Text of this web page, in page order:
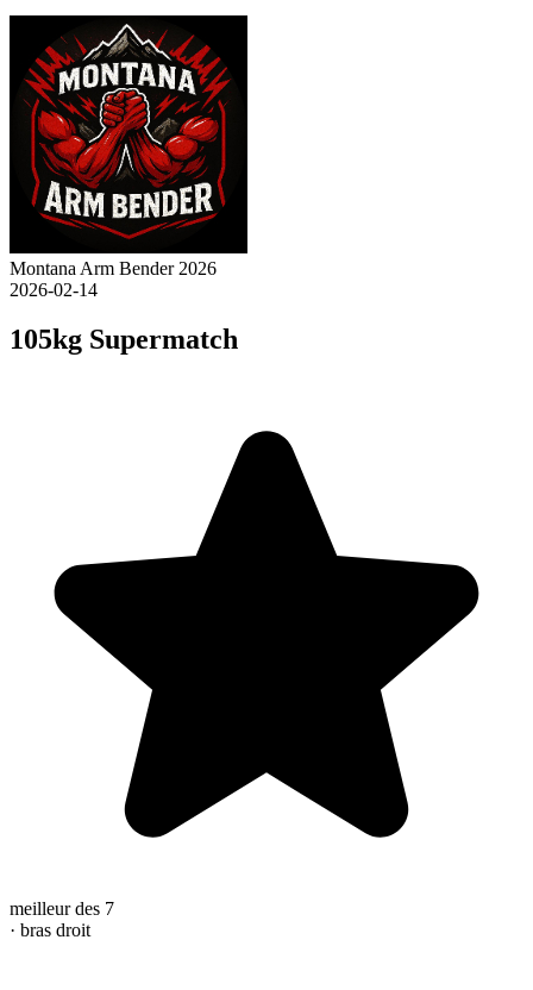
Montana Arm Bender 2026
2026-02-14
105kg Supermatch
meilleur des 7
· bras droit